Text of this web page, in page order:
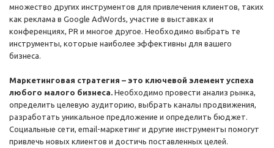
множество других инструментов для привлечения клиентов, таких
как реклама в Google AdWords, участие в выставках и
конференциях, PR и многое другое. Необходимо выбрать те
инструменты, которые наиболее эффективны для вашего
бизнеса.
Маркетинговая стратегия – это ключевой элемент успеха
любого малого бизнеса. Необходимо провести анализ рынка,
определить целевую аудиторию, выбрать каналы продвижения,
разработать уникальное предложение и определить бюджет.
Социальные сети, email-маркетинг и другие инструменты помогут
привлечь новых клиентов и достичь поставленных целей.